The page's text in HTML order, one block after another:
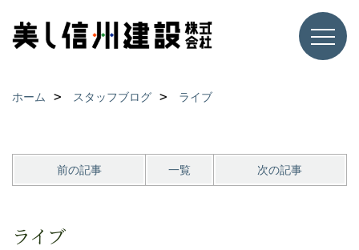
ホーム スタッフブログ ライブ
前の記事 一覧 次の記事
ライブ